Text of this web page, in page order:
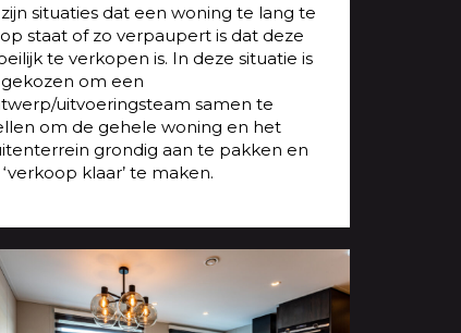
zijn situaties dat een woning te lang te
staat of zo verpaupert is dat deze
te verkopen is. In deze situatie is
om een
uitvoeringsteam samen te
om de gehele woning en het
grondig aan te pakken en
‘verkoop klaar’ te maken.